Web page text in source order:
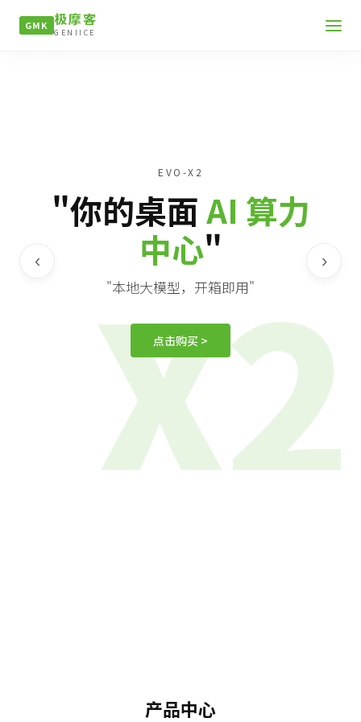
GMK 极摩客
GENIICE
X2
EVO-X2
"你的桌面AI 算力
中心"
"本地大模型，开箱即用"
点击购买 >
‹ ›
产品中心